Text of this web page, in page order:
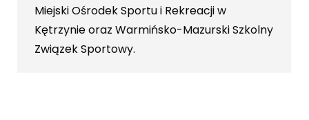
Miejski Ośrodek Sportu i Rekreacji w
Kętrzynie oraz Warmińsko-Mazurski Szkolny
Związek Sportowy.